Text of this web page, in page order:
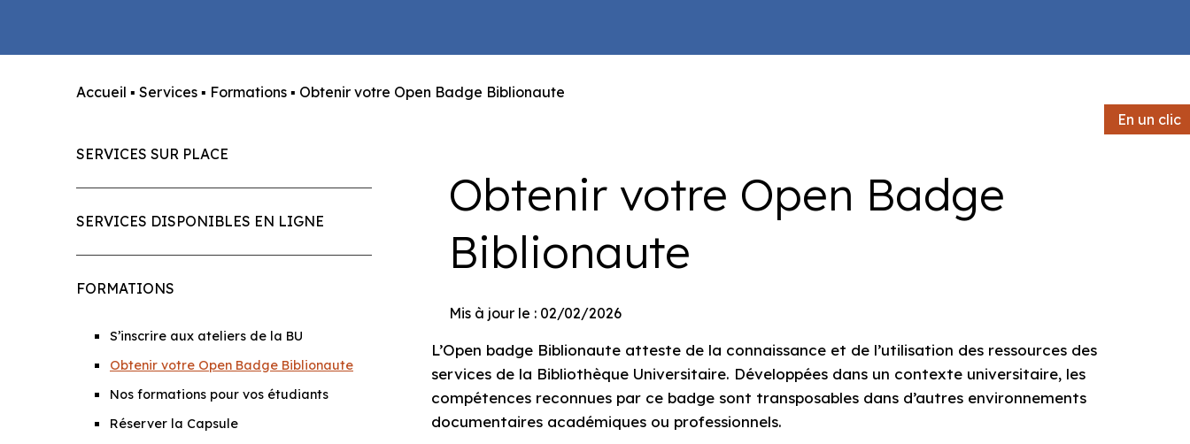
Accueil ▪ Services ▪ Formations ▪ Obtenir votre Open Badge Biblionaute
SERVICES SUR PLACE
SERVICES DISPONIBLES EN LIGNE
FORMATIONS
S’inscrire aux ateliers de la BU
Obtenir votre Open Badge Biblionaute
Nos formations pour vos étudiants
Réserver la Capsule
Obtenir votre Open Badge
Biblionaute
Mis à jour le : 02/02/2026
L’Open badge Biblionaute atteste de la connaissance et de l’utilisation des ressources des
services de la Bibliothèque Universitaire. Développées dans un contexte universitaire, les
compétences reconnues par ce badge sont transposables dans d’autres environnements
documentaires académiques ou professionnels.
En un clic
En un clic